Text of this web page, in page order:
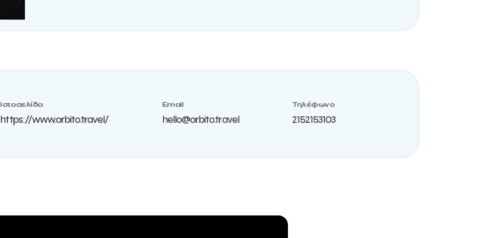
Ιστοσελίδα
https://www.orbito.travel/
Email
hello@orbito.travel
Τηλέφωνο
2152153103